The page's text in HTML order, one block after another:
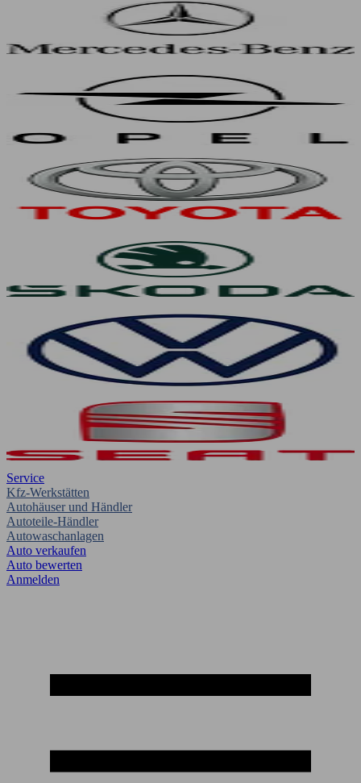
Service
Kfz-Werkstätten
Autohäuser und Händler
Autoteile-Händler
Autowaschanlagen
Auto verkaufen
Auto bewerten
Anmelden